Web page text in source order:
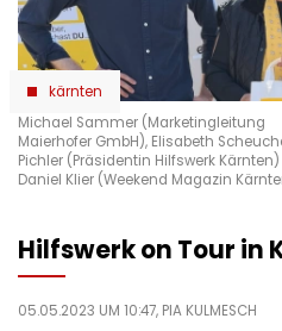
kärnten
Michael Sammer (Marketingleitung
Maierhofer GmbH), Elisabeth
Pichler (Präsidentin Hilfswerk
Daniel Klier (Weekend Magazin
Hilfswerk on Tour in
05.05.2023 UM 10:47, PIA KULMESCH